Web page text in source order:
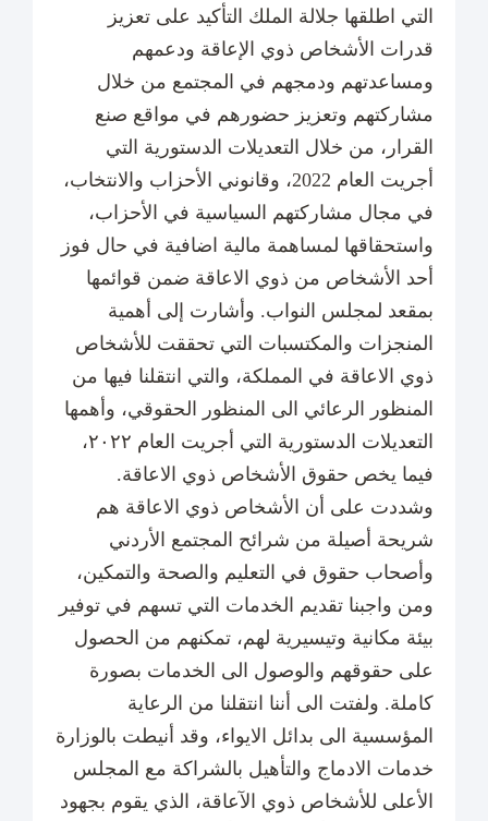
التي اطلقها جلالة الملك التأكيد على تعزيز
قدرات الأشخاص ذوي الإعاقة ودعمهم
ومساعدتهم ودمجهم في المجتمع من خلال
مشاركتهم وتعزيز حضورهم في مواقع صنع
القرار، من خلال التعديلات الدستورية التي
أجريت العام 2022، وقانوني الأحزاب والانتخاب،
في مجال مشاركتهم السياسية في الأحزاب،
واستحقاقها لمساهمة مالية اضافية في حال فوز
أحد الأشخاص من ذوي الاعاقة ضمن قوائمها
بمقعد لمجلس النواب. وأشارت إلى أهمية
المنجزات والمكتسبات التي تحققت للأشخاص
ذوي الاعاقة في المملكة، والتي انتقلنا فيها من
المنظور الرعائي الى المنظور الحقوقي، وأهمها
التعديلات الدستورية التي أجريت العام ٢٠٢٢،
فيما يخص حقوق الأشخاص ذوي الاعاقة.
وشددت على أن الأشخاص ذوي الاعاقة هم
شريحة أصيلة من شرائح المجتمع الأردني
وأصحاب حقوق في التعليم والصحة والتمكين،
ومن واجبنا تقديم الخدمات التي تسهم في توفير
بيئة مكانية وتيسيرية لهم، تمكنهم من الحصول
على حقوقهم والوصول الى الخدمات بصورة
كاملة. ولفتت الى أننا انتقلنا من الرعاية
المؤسسية الى بدائل الايواء، وقد أنيطت بالوزارة
خدمات الادماج والتأهيل بالشراكة مع المجلس
الأعلى للأشخاص ذوي الآعاقة، الذي يقوم بجهود